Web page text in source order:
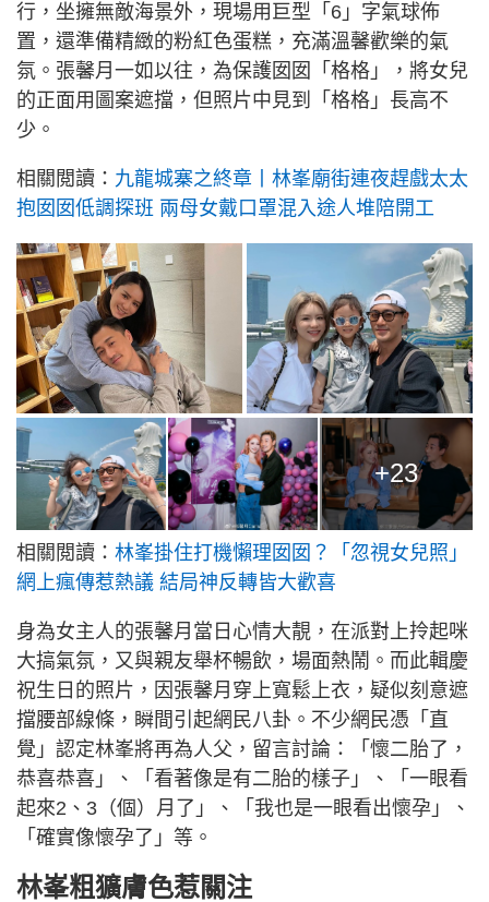
行，坐擁無敵海景外，現場用巨型「6」字氣球佈
置，還準備精緻的粉紅色蛋糕，充滿溫馨歡樂的氣
氛。張馨月一如以往，為保護囡囡「格格」，將女兒
的正面用圖案遮擋，但照片中見到「格格」長高不
少。
相關閲讀： 九龍城寨之終章丨林峯廟街連夜趕戲太太
抱囡囡低調探班 兩母女戴口罩混入途人堆陪開工
+23
相關閲讀： 林峯掛住打機懶理囡囡？「忽視女兒照」
網上瘋傳惹熱議 結局神反轉皆大歡喜
身為女主人的張馨月當日心情大靚，在派對上拎起咪
大搞氣氛，又與親友舉杯暢飲，場面熱鬧。而此輯慶
祝生日的照片，因張馨月穿上寬鬆上衣，疑似刻意遮
擋腰部線條，瞬間引起網民八卦。不少網民憑「直
覺」認定林峯將再為人父，留言討論：「懷二胎了，
恭喜恭喜」、「看著像是有二胎的樣子」、「一眼看
起來2、3（個）月了」、「我也是一眼看出懷孕」、
「確實像懷孕了」等。
林峯粗獷膚色惹關注